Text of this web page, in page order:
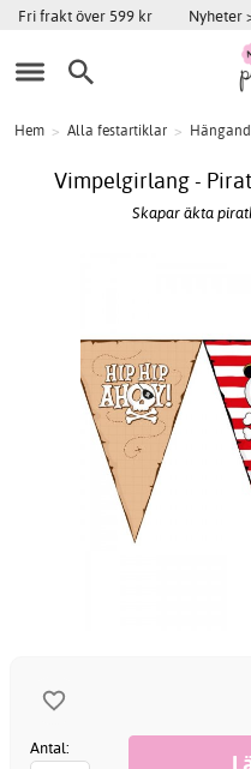
Fri frakt över 599 kr Nyheter
Hem > Alla festartiklar >
Vimpelgirlang -
Skapar äkta
Antal: